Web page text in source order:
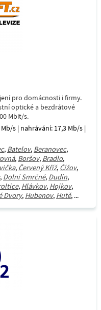
pro domácnosti i firmy.
optické a bezdrátové
Mbit/s.
s | nahrávání: 17,3 Mb/s |
, Batelov, Beranovec,
, Boršov, Bradlo,
, Červený Kříž, Čížov,
, Dolní Smrčné, Dudín,
, Hlávkov, Hojkov,
Dvory, Hubenov, Hutě, ...